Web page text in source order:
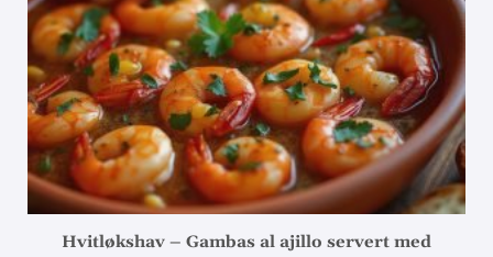
Hvitløkshav – Gambas al ajillo servert med